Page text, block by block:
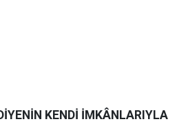
KENDİ İMKÂNLARIYLA